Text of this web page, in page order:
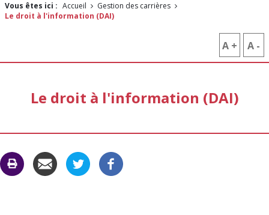
Vous êtes ici : Accueil
Gestion des carrières
Le droit à l'information (DAI)
A +
TAILLE
A -
Le droit à l'information (DAI)